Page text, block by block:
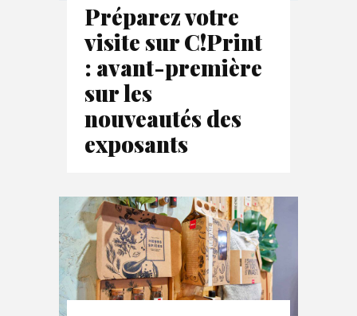
Préparez votre
visite sur C!Print
: avant-première
sur les
nouveautés des
exposants